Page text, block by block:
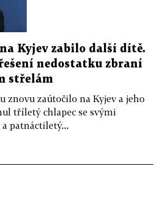
Kyjev zabilo další dítě.
nedostatku zbraní
střelám
znovu zaútočilo na Kyjev a jeho
tříletý chlapec se svými
patnáctiletý...